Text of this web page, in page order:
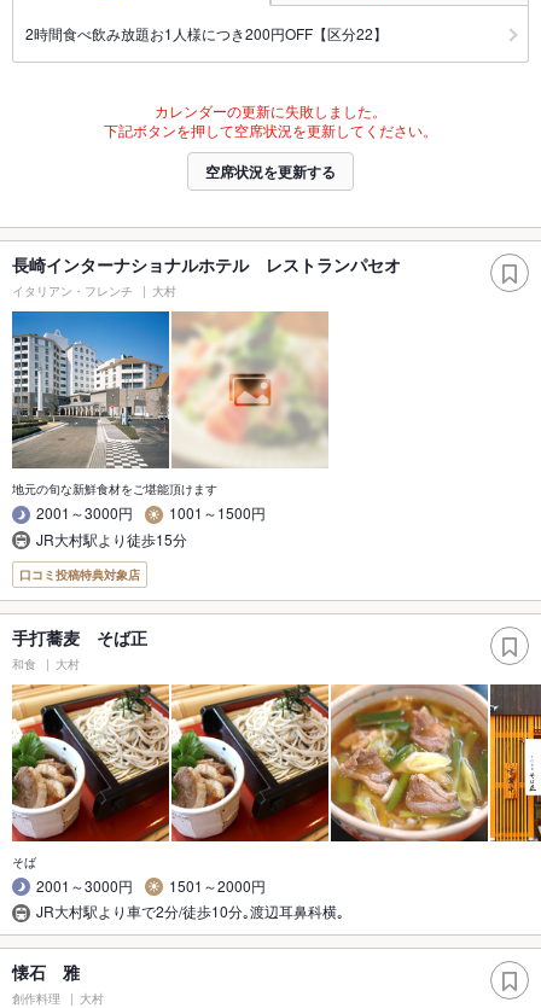
2時間食べ飲み放題お1人様につき200円OFF【区分22】
カレンダーの更新に失敗しました。
下記ボタンを押して空席状況を更新してください。
空席状況を更新する
長崎インターナショナルホテル レストランパセオ
イタリアン・フレンチ 大村
地元の旬な新鮮食材をご堪能頂けます
2001～3000円
1001～1500円
JR大村駅より徒歩15分
口コミ投稿特典対象店
手打蕎麦 そば正
和食 大村
そば
2001～3000円
1501～2000円
JR大村駅より車で2分/徒歩10分｡渡辺耳鼻科横｡
懐石 雅
創作料理 大村